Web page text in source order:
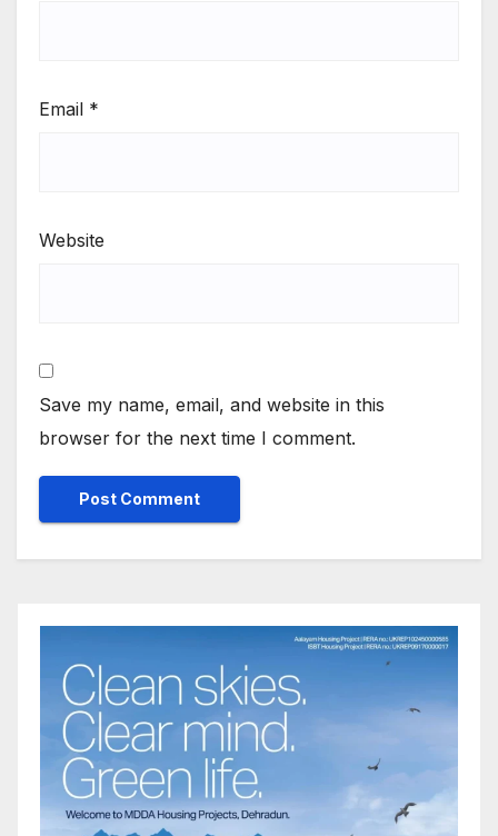
Email *
Website
Save my name, email, and website in this
browser for the next time I comment.